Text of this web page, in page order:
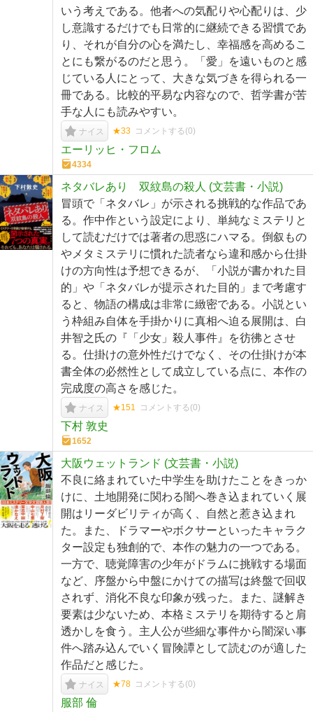
いう考えである。他者への気配りや心配りは、少
し意識するだけでも日常的に継続できる習慣であ
り、それが自分の心を満たし、幸福感を高めるこ
とにも繋がるのだと思う。「愛」を遠いものと感
じている人にとって、大きな気づきを得られる一
冊である。比較的平易な内容なので、哲学書が苦
手な人にも読みやすい。
ナイス ★33 コメントする(0)
エーリッヒ・フロム
4334
ネタバレあり 双紋島の殺人 (文芸書・小説)
冒頭で「ネタバレ」が示される挑戦的な作品であ
る。作中作という設定により、単純なミステリと
して読むだけでは著者の思惑にハマる。倒叙もの
やメタミステリに慣れた読者なら違和感から仕掛
けの方向性は予想できるが、「小説が書かれた目
的」や「ネタバレが提示された目的」まで考慮す
ると、物語の構成は非常に緻密である。小説とい
う枠組み自体を手掛かりに真相へ迫る展開は、白
井智之氏の『「少女」殺人事件』を彷彿とさせ
る。仕掛けの意外性だけでなく、その仕掛けが本
書全体の必然性として成立している点に、本作の
完成度の高さを感じた。
ナイス ★151 コメントする(0)
下村 敦史
1652
大阪ウェットランド (文芸書・小説)
不良に絡まれていた中学生を助けたことをきっか
けに、土地開発に関わる闇へ巻き込まれていく展
開はリーダビリティが高く、自然と惹き込まれ
た。また、ドラマーやボクサーといったキャラク
ター設定も独創的で、本作の魅力の一つである。
一方で、聴覚障害の少年がドラムに挑戦する場面
など、序盤から中盤にかけての描写は終盤で回収
されず、消化不良な印象が残った。また、謎解き
要素は少ないため、本格ミステリを期待すると肩
透かしを食う。主人公が些細な事件から闇深い事
件へ踏み込んでいく冒険譚として読むのが適した
作品だと感じた。
ナイス ★78 コメントする(0)
服部 倫